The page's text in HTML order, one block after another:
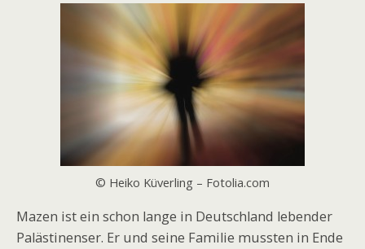
© Heiko Küverling – Fotolia.com
Mazen ist ein schon lange in Deutschland lebender
Palästinenser. Er und seine Familie mussten in Ende